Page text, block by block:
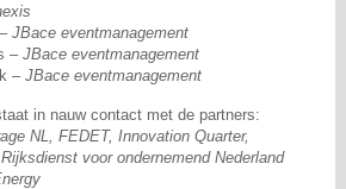
–JBace eventmanagement
–JBace eventmanagement
–JBace eventmanagement
in nauw contact met de partners:
NL, FEDET, Innovation Quarter,
voor ondernemend Nederland